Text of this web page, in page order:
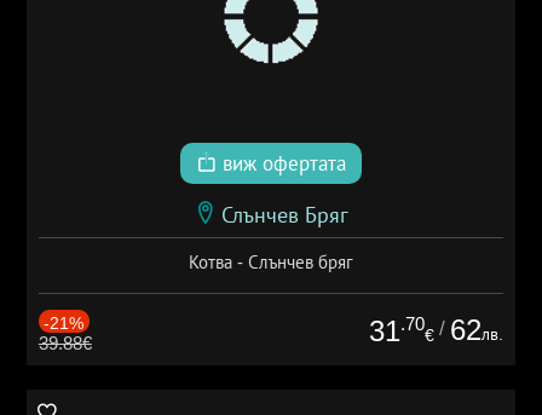
виж офертата
Слънчев Бряг
Котва - Слънчев бряг
-21%
39.88€ 31.70
€ / 62лв.